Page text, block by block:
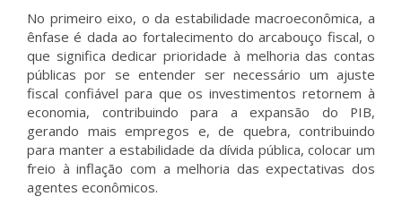
No primeiro eixo, o da estabilidade macroeconômica, a
ênfase é dada ao fortalecimento do arcabouço fiscal, o
que significa dedicar prioridade à melhoria das contas
públicas por se entender ser necessário um ajuste
fiscal confiável para que os investimentos retornem à
economia, contribuindo para a expansão do PIB,
gerando mais empregos e, de quebra, contribuindo
para manter a estabilidade da dívida pública, colocar um
freio à inflação com a melhoria das expectativas dos
agentes econômicos.